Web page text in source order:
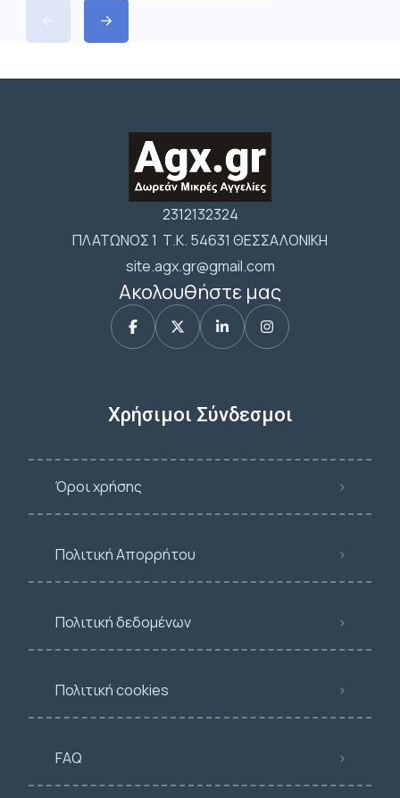
2312132324
ΠΛΑΤΩΝΟΣ 1 Τ.Κ. 54631 ΘΕΣΣΑΛΟΝΙΚΗ
site.agx.gr@gmail.com
Ακολουθήστε μας
Χρήσιμοι Σύνδεσμοι
Όροι χρήσης
Πολιτική Απορρήτου
Πολιτική δεδομένων
Πολιτική cookies
FAQ